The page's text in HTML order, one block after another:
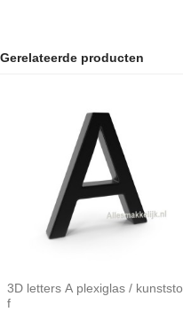
Gerelateerde producten
3D letters A plexiglas / kunststo
f